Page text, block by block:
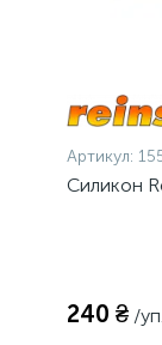
Артикул:
Силикон
240 ₴ /уп.